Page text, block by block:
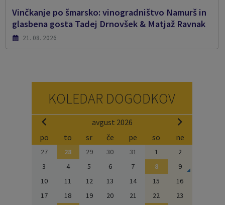
Vinčkanje po šmarsko: vinogradništvo Namurš in
glasbena gosta Tadej Drnovšek & Matjaž Ravnak
21. 08. 2026
KOLEDAR DOGODKOV
avgust 2026
po
to sr če pe so ne
27 28 29 30 31 1
2
3
4 5 6 7 8
9
10
11 12 13 14 15
16
17
18 19 20 21 22
23